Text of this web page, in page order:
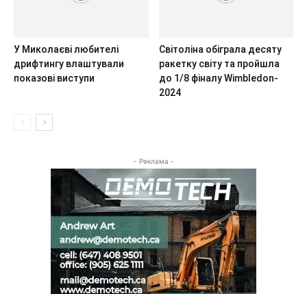
У Миколаєві любителі
дрифтингу влаштували
показові виступи
Світоліна обіграла десяту
ракетку світу та пройшла
до 1/8 фіналу Wimbledon-
2024
- Реклама -